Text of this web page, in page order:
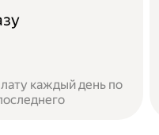
каждый день по